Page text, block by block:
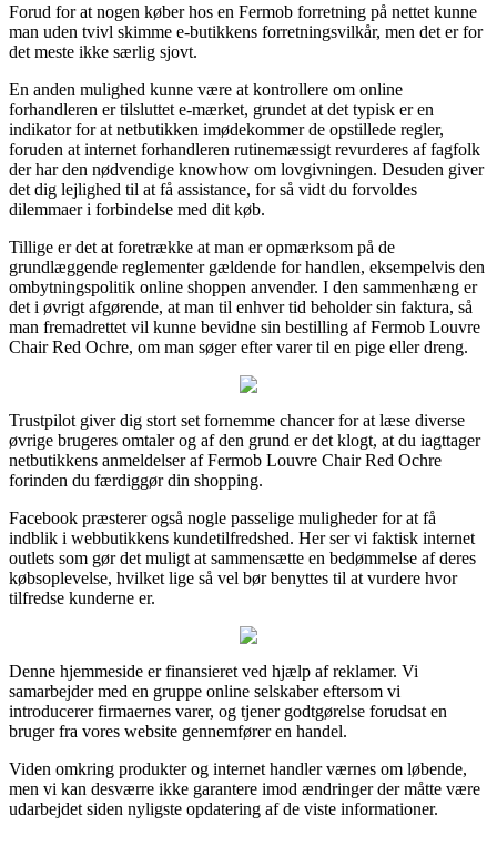
Forud for at nogen køber hos en Fermob forretning på nettet kunne
man uden tvivl skimme e-butikkens forretningsvilkår, men det er for
det meste ikke særlig sjovt.
En anden mulighed kunne være at kontrollere om online
forhandleren er tilsluttet e-mærket, grundet at det typisk er en
indikator for at netbutikken imødekommer de opstillede regler,
foruden at internet forhandleren rutinemæssigt revurderes af fagfolk
der har den nødvendige knowhow om lovgivningen. Desuden giver
det dig lejlighed til at få assistance, for så vidt du forvoldes
dilemmaer i forbindelse med dit køb.
Tillige er det at foretrække at man er opmærksom på de
grundlæggende reglementer gældende for handlen, eksempelvis den
ombytningspolitik online shoppen anvender. I den sammenhæng er
det i øvrigt afgørende, at man til enhver tid beholder sin faktura, så
man fremadrettet vil kunne bevidne sin bestilling af Fermob Louvre
Chair Red Ochre, om man søger efter varer til en pige eller dreng.
Trustpilot giver dig stort set fornemme chancer for at læse diverse
øvrige brugeres omtaler og af den grund er det klogt, at du iagttager
netbutikkens anmeldelser af Fermob Louvre Chair Red Ochre
forinden du færdiggør din shopping.
Facebook præsterer også nogle passelige muligheder for at få
indblik i webbutikkens kundetilfredshed. Her ser vi faktisk internet
outlets som gør det muligt at sammensætte en bedømmelse af deres
købsoplevelse, hvilket lige så vel bør benyttes til at vurdere hvor
tilfredse kunderne er.
Denne hjemmeside er finansieret ved hjælp af reklamer. Vi
samarbejder med en gruppe online selskaber eftersom vi
introducerer firmaernes varer, og tjener godtgørelse forudsat en
bruger fra vores website gennemfører en handel.
Viden omkring produkter og internet handler værnes om løbende,
men vi kan desværre ikke garantere imod ændringer der måtte være
udarbejdet siden nyligste opdatering af de viste informationer.